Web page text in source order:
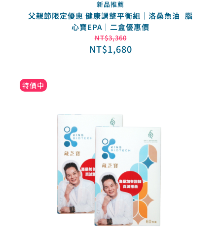
新品推薦
父親節限定優惠 健康調整平衡組｜洛桑魚油 腦
心寶EPA｜二盒優惠價
NT$3,360
NT$1,680
特價中